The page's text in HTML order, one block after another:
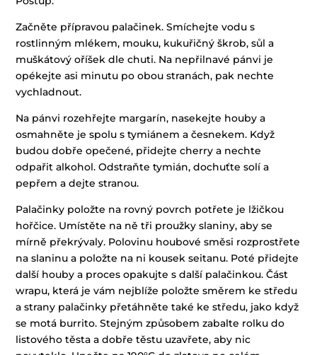
Začněte přípravou palačinek. Smíchejte vodu s
rostlinným mlékem, mouku, kukuřičný škrob, sůl a
muškátový oříšek dle chuti. Na nepřilnavé pánvi je
opékejte asi minutu po obou stranách, pak nechte
vychladnout.
Na pánvi rozehřejte margarín, nasekejte houby a
osmahněte je spolu s tymiánem a česnekem. Když
budou dobře opečené, přidejte cherry a nechte
odpařit alkohol. Odstraňte tymián, dochuťte solí a
pepřem a dejte stranou.
Palačinky položte na rovný povrch potřete je lžičkou
hořčice. Umístěte na ně tři proužky slaniny, aby se
mírně překrývaly. Polovinu houbové směsi rozprostřete
na slaninu a položte na ni kousek seitanu. Poté přidejte
další houby a proces opakujte s další palačinkou. Část
wrapu, která je vám nejblíže položte směrem ke středu
a strany palačinky přetáhněte také ke středu, jako když
se motá burrito. Stejným způsobem zabalte rolku do
listového těsta a dobře těstu uzavřete, aby nic